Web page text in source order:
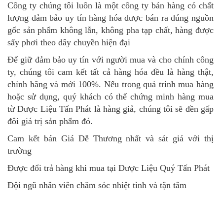
Công ty chúng tôi luôn là một công ty bán hàng có chất
lượng đảm bảo uy tín hàng hóa được bán ra đúng nguồn
gốc sản phẩm không lẫn, không pha tạp chất, hàng được
sấy phơi theo dây chuyền hiện đại
Để giữ đảm bảo uy tín với người mua và cho chính công
ty, chúng tôi cam kết tất cả hàng hóa đều là hàng thật,
chính hãng và mới 100%. Nếu trong quá trình mua hàng
hoặc sử dụng, quý khách có thể chứng minh hàng mua
từ Dược Liệu Tấn Phát là hàng giả, chúng tôi sẽ đền gấp
đôi giá trị sản phẩm đó.
Cam kết bán Giá Dễ Thương nhất và sát giá với thị
trường
Được đổi trả hàng khi mua tại Dược Liệu Quý Tấn Phát
Đội ngũ nhân viên chăm sóc nhiệt tình và tận tâm